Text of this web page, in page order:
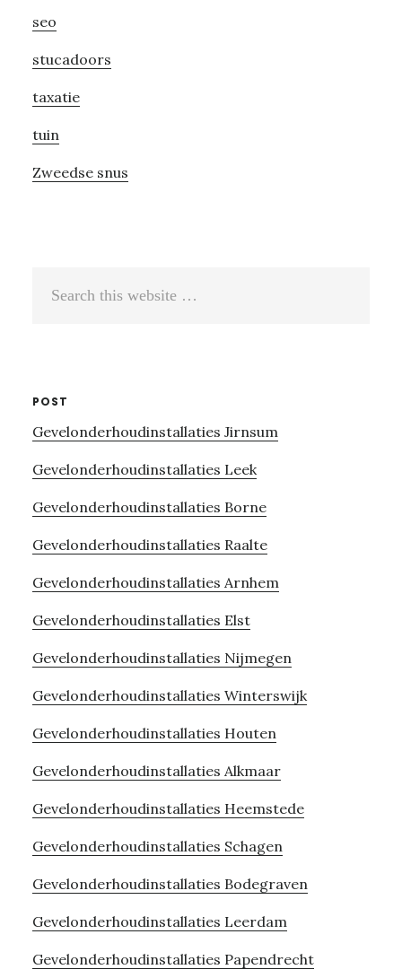
seo
stucadoors
taxatie
tuin
Zweedse snus
POST
Gevelonderhoudinstallaties Jirnsum
Gevelonderhoudinstallaties Leek
Gevelonderhoudinstallaties Borne
Gevelonderhoudinstallaties Raalte
Gevelonderhoudinstallaties Arnhem
Gevelonderhoudinstallaties Elst
Gevelonderhoudinstallaties Nijmegen
Gevelonderhoudinstallaties Winterswijk
Gevelonderhoudinstallaties Houten
Gevelonderhoudinstallaties Alkmaar
Gevelonderhoudinstallaties Heemstede
Gevelonderhoudinstallaties Schagen
Gevelonderhoudinstallaties Bodegraven
Gevelonderhoudinstallaties Leerdam
Gevelonderhoudinstallaties Papendrecht